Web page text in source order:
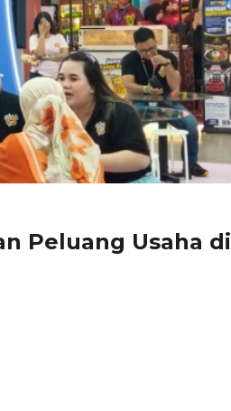
Peluang Usaha di